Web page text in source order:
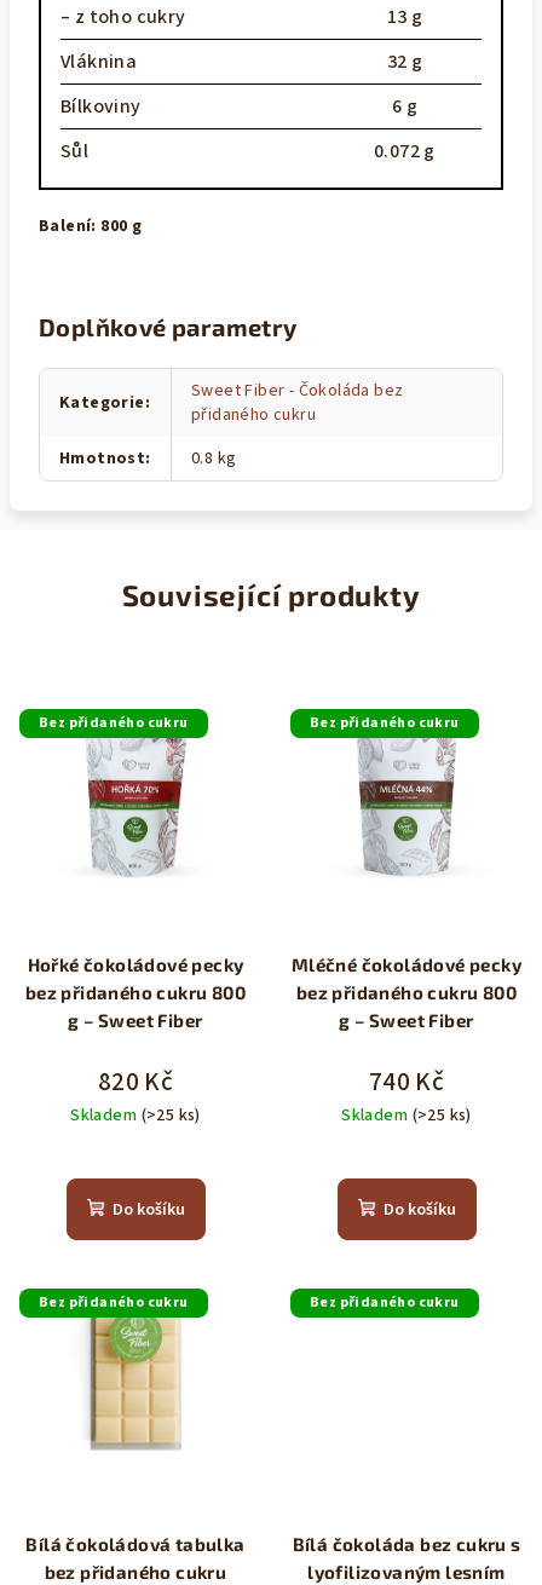
– z toho cukry
13 g
Vláknina
32 g
Bílkoviny
6 g
Sůl
0.072 g
Balení: 800 g
Doplňkové parametry
Kategorie:
Sweet Fiber - Čokoláda bez
přidaného cukru
Hmotnost: 0.8 kg
Související produkty
Bez přidaného cukru
Hořké čokoládové pecky
bez přidaného cukru 800
g – Sweet Fiber
820 Kč
Skladem (>25 ks)
hodnocení
produktu
5
hvězdiček.
Do košíku
Bez přidaného cukru
Mléčné čokoládové pecky
bez přidaného cukru 800
g – Sweet Fiber
740 Kč
Skladem (>25 ks)
hodnocení
produktu
5
hvězdiček.
Do košíku
Bez přidaného cukru
Bílá čokoládová tabulka
bez přidaného cukru
Bez přidaného cukru
Bílá čokoláda bez cukru s
lyofilizovaným lesním